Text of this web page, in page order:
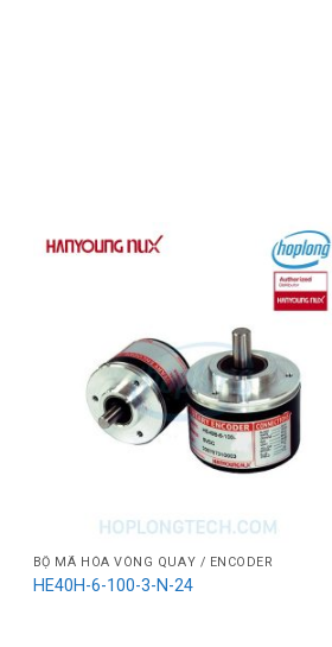
BỘ MÃ HÓA VÒNG QUAY / ENCODER
HE40H-6-100-3-N-24